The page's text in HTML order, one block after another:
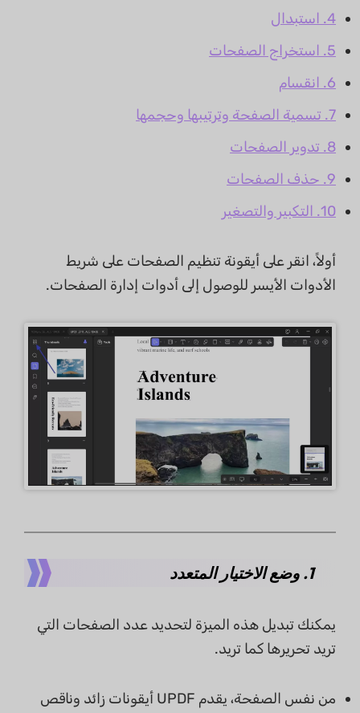
4. استبدال
5. استخراج الصفحات
6. انقسام
7. تسمية الصفحة وترتيبها وحجمها
8. تدوير الصفحات
9. حذف الصفحات
10. التكبير والتصغير
أولاً، انقر على أيقونة تنظيم الصفحات على شريط
الأدوات الأيسر للوصول إلى أدوات إدارة الصفحات.
1. وضع الاختيار المتعدد
يمكنك تبديل هذه الميزة لتحديد عدد الصفحات التي
تريد تحريرها كما تريد.
من نفس الصفحة، يقدم UPDF أيقونات زائد وناقص